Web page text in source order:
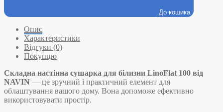
До кошика
Опис
Характеристики
Відгуки (0)
Покупцю
Складна настінна сушарка для білизни LinoFlat 100 від
NAVIN — це зручний і практичний елемент для
облаштування вашого дому. Вона допоможе ефективно
використовувати простір.